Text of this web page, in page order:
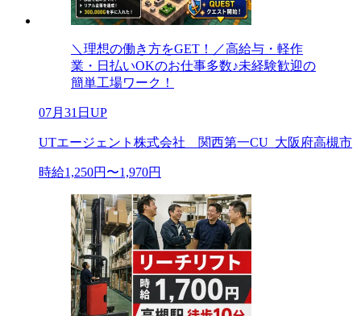
＼理想の働き方をGET！／高給与・軽作
業・日払いOKのお仕事多数♪未経験歓迎の
簡単工場ワーク！
07月31日UP
UTエージェント株式会社 関西第一CU_大阪府高槻市
時給1,250円〜1,970円